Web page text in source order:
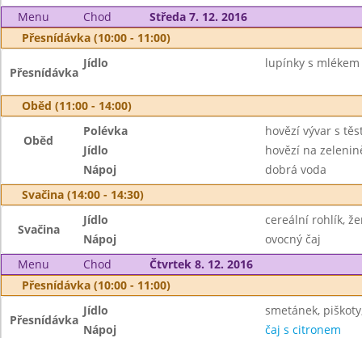
Menu
Chod
Středa 7. 12. 2016
Přesnídávka (10:00 - 11:00)
Přesnídávka
Jídlo lupínky s mlékem
Oběd (11:00 - 14:00)
Oběd
Polévka
hovězí vývar s
Jídlo
hovězí na
Nápoj
dobrá voda
Svačina (14:00 - 14:30)
Svačina
Jídlo
cereální rohlík,
Nápoj
ovocný čaj
Menu
Chod
Čtvrtek 8. 12. 2016
Přesnídávka (10:00 - 11:00)
Přesnídávka
Jídlo
smetánek,
Nápoj
čaj s citronem